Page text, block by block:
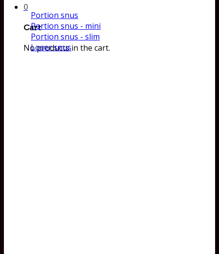
0
Cart
No products in the cart.
Portion snus
Portion snus - mini
Portion snus - slim
Loser snus